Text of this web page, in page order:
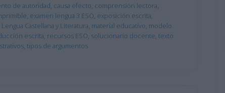
de autoridad, causa efecto, comprensión lectora,
, examen lengua 3 ESO, exposición escrita,
Lengua Castellana y Literatura, material educativo, modelo
escrita, recursos ESO, solucionario docente, texto
, tipos de argumentos